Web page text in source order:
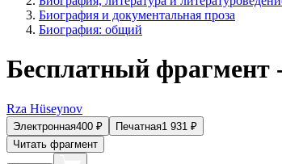
Биография и документальная проза
Биография: общий
Бесплатный фрагмент
Rza Hüseynov
Электронная400 ₽ Печатная1 931 ₽
Читать фрагмент